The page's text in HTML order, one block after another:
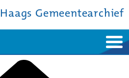
Haags Gemeentearchief